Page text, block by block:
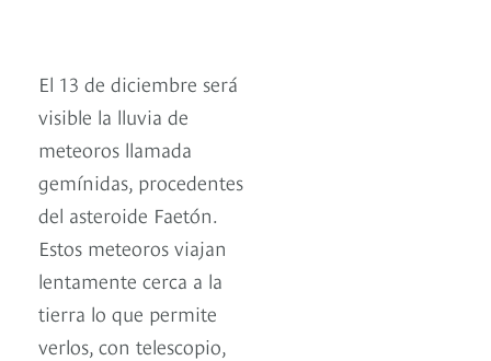
El 13 de diciembre será
visible la lluvia de
meteoros llamada
gemínidas, procedentes
del asteroide Faetón.
Estos meteoros viajan
lentamente cerca a la
tierra lo que permite
verlos, con telescopio,